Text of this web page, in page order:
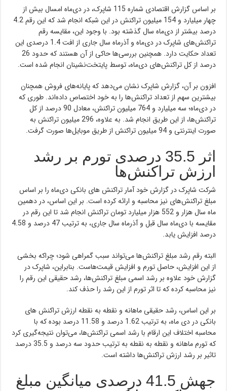
بر اساس گزارش اقتصادی شماره 115 شاپرک، در دی‌ماه امسال بیش از
چهار میلیارد و 154 میلیون تراکنش در این شبکه انجام شد که این رقم 4.2
درصد بیشتر از دی‌ماه سال گذشته بود. با وجود این، مقایسه رقم
تراکنش‌های شاپرک در دی‌ماه و آذرماه سال جاری از افت 1.4 درصدی این
تعداد حکایت دارد. همچنین بررسی‌ها حاکی از آن هستند که حدود 26
درصد از کل تراکنش‌های دی‌ماه، توسط پایتخت‌نشینان انجام شده است.
افزون بر آن، گزارش شاپرک نشان می‌دهد که پایانه‌های فروش همچنان
بیشترین سهم از تعداد تراکنش‌ها را به خود اختصاص داده‌اند. طوری که
در دی‌ماه؛ سه میلیارد و 764 میلیون تراکنش، معادل 90 درصد از کل
تراکنش‌ها، از این طریق انجام شد. به علاوه، 296 میلیون تراکنش به
صورت اینترنتی و 94 میلیون تراکنش از طریق موبایل‌ها صورت گرفت.
اثر 35.5 درصدی تورم بر رشد
ارزش تراکنش‌ها
شرکت شاپرک در گزارش خود آمار تراکنش های بانکی دی‌ماه را بر اساس
مبلغ تراکنش‌های نیز محاسبه و ارائه کرده است. بر این اساس، در دهمین
ماه سال هزار و 552 هزار میلیارد تومان تراکنش انجام شد تا این رقم در
مقایسه با دی‌ماه سال قبل و آذرماه سال جاری، به ترتیب 47 درصد و 4.58
درصد افزایش یابد.
البته رقم رشد مبلغ تراکنش‌ها می‌تواند سبب گمراهی شود؛ چراکه بخشی
از این افزایش، حاصل تورم و افزایش قیمت‌هاست. بنابراین، شاپرک در
گزارش خود علاوه بر رشد اسمی مبلغ تراکنش‌ها، رشد حقیقی این رقم را
نیز محاسبه کرده که تا اثر تورم از این رشد را حذف کند.
بر این اساس، رشد حقیقی ماهانه و نقطه به نقطه ارزش تراکنش های
بانکی در دی ماه، به ترتیب 1.62 درصد و 11.58 درصد بوده که با
محاسبه اختلاف این ارقام با رشد اسمی تراکنش‌ها، می‌توان نتیجه‌گیری کرد
که تورم ماهانه و نقطه به نقطه به ترتیب حدود سه درصد و 35.5 درصد
تاثیر بر رشد ارزش تراکنش‌ها داشته است.
جهش 41.5 درصدی میانگین مبلغ